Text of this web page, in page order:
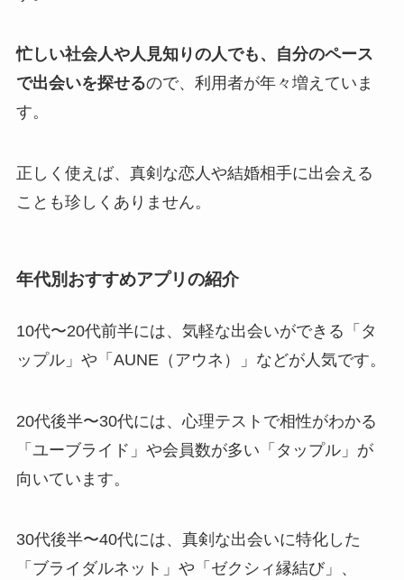
忙しい社会人や人見知りの人でも、自分のペース
で出会いを探せるので、利用者が年々増えていま
す。
正しく使えば、真剣な恋人や結婚相手に出会える
ことも珍しくありません。
年代別おすすめアプリの紹介
10代〜20代前半には、気軽な出会いができる「タ
ップル」や「AUNE（アウネ）」などが人気です。
20代後半〜30代には、心理テストで相性がわかる
「ユーブライド」や会員数が多い「タップル」が
向いています。
30代後半〜40代には、真剣な出会いに特化した
「ブライダルネット」や「ゼクシィ縁結び」、